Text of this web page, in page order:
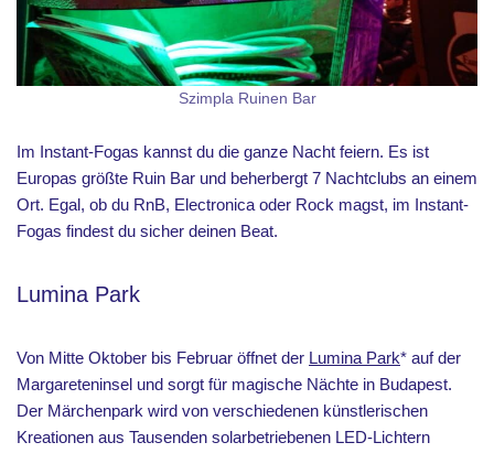
Szimpla Ruinen Bar
Im Instant-Fogas kannst du die ganze Nacht feiern. Es ist
Europas größte Ruin Bar und beherbergt 7 Nachtclubs an einem
Ort. Egal, ob du RnB, Electronica oder Rock magst, im Instant-
Fogas findest du sicher deinen Beat.
Lumina Park
Von Mitte Oktober bis Februar öffnet der Lumina Park* auf der
Margareteninsel und sorgt für magische Nächte in Budapest.
Der Märchenpark wird von verschiedenen künstlerischen
Kreationen aus Tausenden solarbetriebenen LED-Lichtern